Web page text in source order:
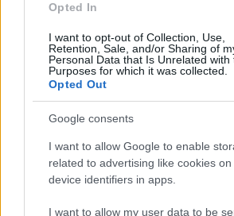
Opted In
I want to opt-out of Collection, Use,
Retention, Sale, and/or Sharing of
Personal Data that Is Unrelated with
Purposes for which it was collected.
Opted Out
Google consents
I want to allow Google to enable
related to advertising like cookies
device identifiers in apps.
I want to allow my user data to be
A bányától az autópályáig – 35
Több mint 80 millió tonna kitermelt és
bányaüzem, 3 bontottanyag-befogadó és
értékesítési-logisztikai központ,
Kijelenthető ugyanakkor, hogy a Colas
éves története jóval több a számoknál.
azokban az utakban, hidakban, vasúti
műtárgyakban, épületekben, amelyek nap
hazai infrastruktúra fejlesztését és
alkalom arra is, hogy a vállalat